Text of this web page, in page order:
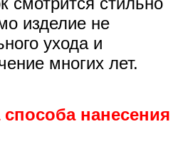
изделие не
ухода и
многих лет.
нанесения